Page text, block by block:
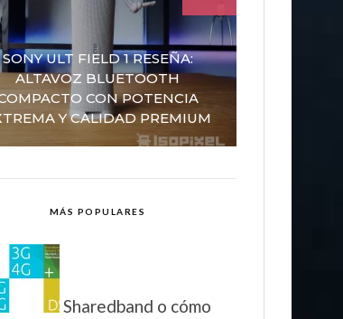
SONY ULT FIELD 1 RESEÑA:
ALTAVOZ BLUETOOTH
CON POTENCIA
Y CALIDAD PREMIUM
MÁS POPULARES
Sharedband o cómo